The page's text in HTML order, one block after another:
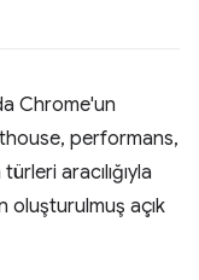
Chrome'un
performans,
aracılığıyla
oluşturulmuş açık